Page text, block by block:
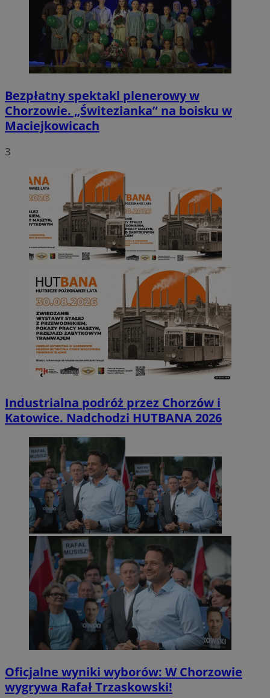
Bezpłatny spektakl plenerowy w
Chorzowie. „Świtezianka” na boisku w
Maciejkowicach
3
Industrialna podróż przez Chorzów i
Katowice. Nadchodzi HUTBANA 2026
Oficjalne wyniki wyborów: W Chorzowie
wygrywa Rafał Trzaskowski!